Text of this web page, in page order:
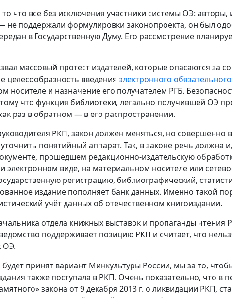
что все без исключения участники системы ОЭ: авторы,
не поддержали формулировки законопроекта, он был
в Государственную Думу. Его рассмотрение
массовый протест издателей, которые опасаются за
целесообразность введения электронного
носителе и назначение его получателем РГБ.
что функция библиотеки, легально получившей ОЭ
раз в обратном — в его распространении.
РКП, закон должен меняться, но совершенно
понятийный аппарат. Так, в законе речь должна
прошедшем редакционно-издательскую
электронном виде, на материальном носителе или
регистрацию, библиографический,
издание пополняет банк данных. Именно такой
учёт данных об отечественном книгоиздании.
отдела книжных выставок и пропаганды чтения
поддерживает позицию РКП и считает, что
ОЭ.
принят вариант Минкультуры России, мы за то,
также поступала в РКП. Очень показательно, что в
закона от 9 декабря 2013 г. о ликвидации РКП,